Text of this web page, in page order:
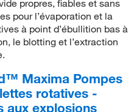
propres, fiables et sans
pour l’évaporation et la
à point d’ébullition bas à
le blotting et l’extraction
Maxima Pompes
rotatives -
aux explosions